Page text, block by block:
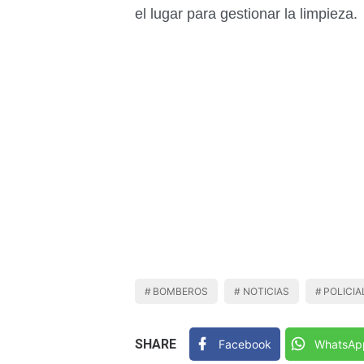
el lugar para gestionar la limpieza.
BOMBEROS NOTICIAS
SHARE Facebook